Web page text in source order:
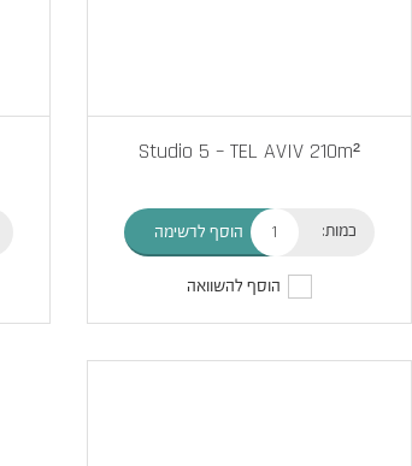
Studio 5 – TEL AVIV 210m²
כמות: הוסף לרשימה
הוסף להשוואה